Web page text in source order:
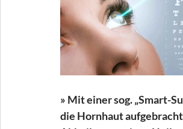
» Mit einer sog. „Smart-
die Hornhaut